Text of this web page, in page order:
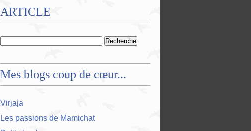
ARTICLE
Mes blogs coup de cœur...
Virjaja
Les passions de Mamichat